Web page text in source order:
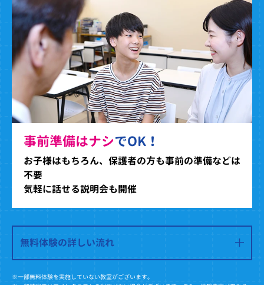
事前準備はナシでOK！
お子様はもちろん、保護者の方も事前の準備などは
不要
気軽に話せる説明会も開催
無料体験の詳しい流れ
※一部無料体験を実施していない教室がございます。